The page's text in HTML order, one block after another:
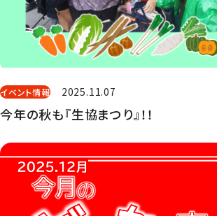
イベント情報 2025.11.07
今年の秋も『生協まつり』！！